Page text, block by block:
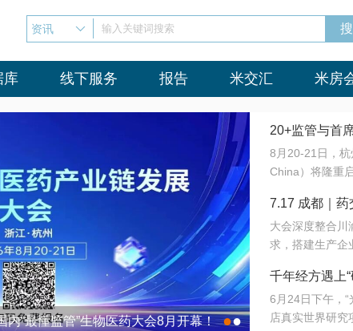
资讯 输入关键词搜索
库 线下服务 报告 米交汇 米房
“最懂监管”生物医药大会8月开幕！ 7.17 成都｜药
●●
20+监管与首
会8月开幕！
8月20-21日，
China）将隆重
法正重新定义研
难题，呼唤更成
同与出海能力建
算力突围；从
术攻坚，到
室”与“生产线”
7.17 成都｜药
营
大会深度整合川
求，搭建生产企
域增量份额夯
千年经方遇上
目在北京同仁
6月24日下午，
店真实世界研究